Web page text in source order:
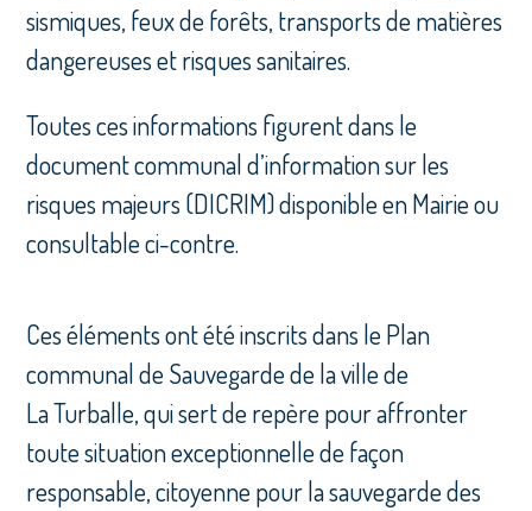
sismiques, feux de forêts, transports de matières
dangereuses et risques sanitaires.
Toutes ces informations figurent dans le
document communal d’information sur les
risques majeurs (DICRIM) disponible en Mairie ou
consultable ci-contre.
Ces éléments ont été inscrits dans le Plan
communal de Sauvegarde de la ville de
La Turballe, qui sert de repère pour affronter
toute situation exceptionnelle de façon
responsable, citoyenne pour la sauvegarde des